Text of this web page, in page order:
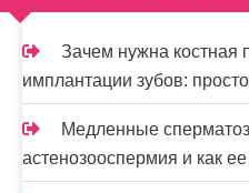
Зачем нужна костная
имплантации зубов:
Медленные
астенозооспермия и как ее